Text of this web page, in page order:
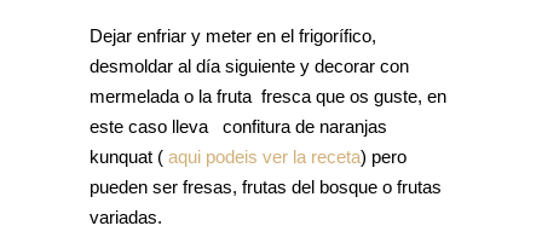
Dejar enfriar y meter en el frigorífico,
desmoldar al día siguiente y decorar con
mermelada o la fruta fresca que os guste, en
este caso lleva confitura de naranjas
kunquat ( aqui podeis ver la receta) pero
pueden ser fresas, frutas del bosque o frutas
variadas.